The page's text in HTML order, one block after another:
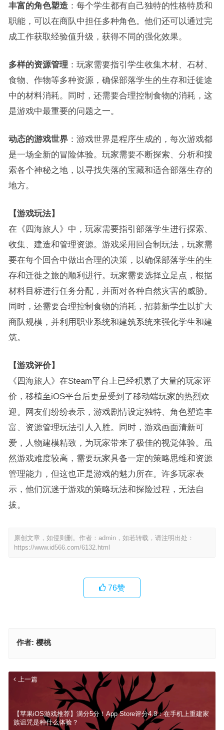
丰富的角色塑造：每个学生都有自己独特的性格特质和
职能，可以在商队中担任多种角色。他们还可以通过完
成工作获取经验值升级，获得不同的强化效果。
多样的资源管理 ：玩家需要指引学生收集木材、石材、
食物、作物等多种资源，确保部落学生的生存和迁徙途
中的材料消耗。同时，还需要合理控制食物的消耗，这
是游戏中最重要的问题之一。
动态的游戏世界：游戏世界是程序生成的，每次游戏都
是一场全新的冒险体验。玩家需要不断探索、分析和搜
索各个神秘之地，以寻找失落的宝藏和适合部落生存的
地方。
【游戏玩法】
在《四海旅人》中，玩家需要指引部落学生进行探索、
收集、建造和管理资源。游戏采用回合制玩法，玩家需
要在每个回合中做出合理的决策，以确保部落学生的生
存和迁徙之旅的顺利进行。玩家需要选择立足点，根据
材料目标进行任务分配，并面对各种自然灾害的威胁。
同时，还需要合理控制食物的消耗，招募新学生以扩大
商队规模，并利用职业系统和建筑系统来强化学生和建
筑。
【游戏评价】
《四海旅人》在Steam平台上已经积累了大量的玩家评
价，移植至iOS平台后更是受到了移动端玩家的热烈欢
迎。网友们纷纷表示，游戏剧情设定独特、角色塑造丰
富、资源管理玩法引人入胜。同时，游戏画面清新可
爱，人物建模精致，为玩家带来了极佳的视觉体验。虽
然游戏难度较高，需要玩家具备一定的策略思维和资源
管理能力，但这也正是游戏的魅力所在。许多玩家表
示，他们沉迷于游戏的策略玩法和探险过程，无法自
拔。
原创文章，如侵则删。作者：admin，如若转载，请注明出处：
https://www.id566.com/6132.html
76赞
作者: 樱桃
上一篇
【苹果iOS游戏推荐】满分5分！App Store评分4.8：在手机上重建家
族诅咒是种什么体验？